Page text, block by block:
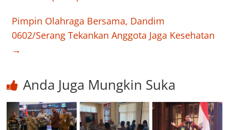
Pimpin Olahraga Bersama, Dandim
0602/Serang Tekankan Anggota Jaga Kesehatan
→
Anda Juga Mungkin Suka